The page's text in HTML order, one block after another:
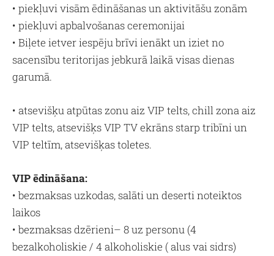
• piekļuvi visām ēdināšanas un aktivitāšu zonām
• piekļuvi apbalvošanas ceremonijai
• Biļete ietver iespēju brīvi ienākt un iziet no
sacensību teritorijas jebkurā laikā visas dienas
garumā.
• atsevišķu atpūtas zonu aiz VIP telts, chill zona aiz
VIP telts, atsevišķs VIP TV ekrāns starp tribīni un
VIP teltīm, atsevišķas toletes.
VIP ēdināšana:
• bezmaksas uzkodas, salāti un deserti noteiktos
laikos
• bezmaksas dzērieni– 8 uz personu (4
bezalkoholiskie / 4 alkoholiskie ( alus vai sidrs)